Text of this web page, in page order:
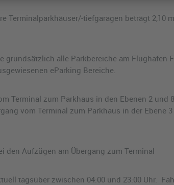
Terminalparkhäuser/-tiefgaragen beträgt 2,10
grundsätzlich alle Parkbereiche am Flughafen
eParking Bereiche.
zum Parkhaus in den Ebenen 2 und
vom Terminal zum Parkhaus in der Ebene
Aufzügen am Übergang zum Terminal
tagsüber zwischen 04:00 und 23:00 Uhr.